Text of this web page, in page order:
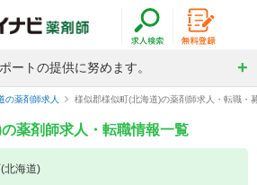
ートの提供に努めます。
の薬剤師求人 様似郡様似町(北海道)の薬剤師求人・転職・
薬剤師求人・転職情報一覧
北海道)